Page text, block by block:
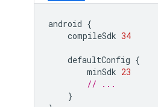
android {
compileSdk 34
defaultConfig {
minSdk 23
// ...
}